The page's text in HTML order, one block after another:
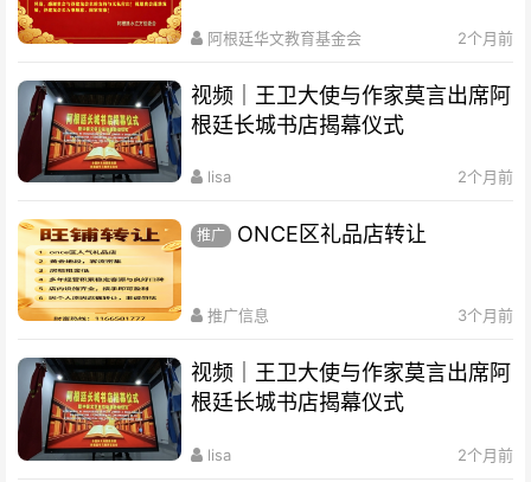
阿根廷华文教育基金会 2个月前
视频｜王卫大使与作家莫言出席阿
根廷长城书店揭幕仪式
lisa 2个月前
推广 ONCE区礼品店转让
推广信息 3个月前
视频｜王卫大使与作家莫言出席阿
根廷长城书店揭幕仪式
lisa 2个月前